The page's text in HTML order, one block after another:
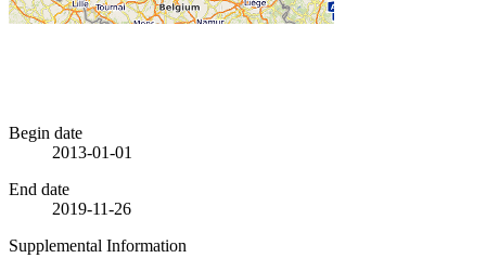
Begin date
2013-01-01
End date
2019-11-26
Supplemental Information